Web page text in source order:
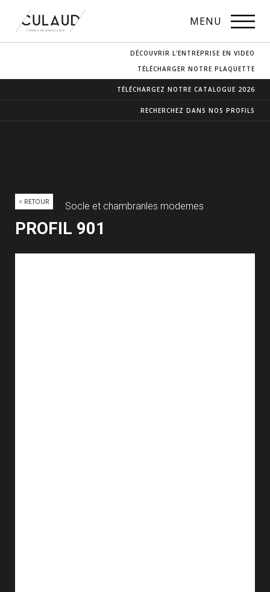
MENU
CONTACT & ACCÈS
DÉCOUVRIR L'ENTREPRISE EN VIDEO
TÉLÉCHARGER NOTRE PLAQUETTE
TÉLÉCHARGEZ NOTRE CATALOGUE 2026
RECHERCHEZ DANS NOS PROFILS
< RETOUR Socle et chambranles modernes
PROFIL 901